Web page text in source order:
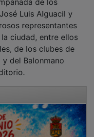
Ana Guarinos,
subrayando el valor
papel del deporte